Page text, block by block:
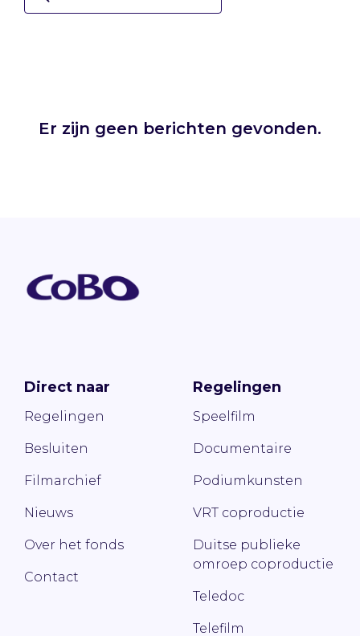
Er zijn geen berichten gevonden.
Direct naar
Regelingen
Besluiten
Filmarchief
Nieuws
Over het fonds
Contact
Regelingen
Speelfilm
Documentaire
Podiumkunsten
VRT coproductie
Duitse publieke
omroep coproductie
Teledoc
Telefilm